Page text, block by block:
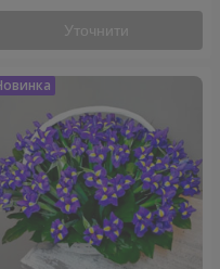
Уточнити